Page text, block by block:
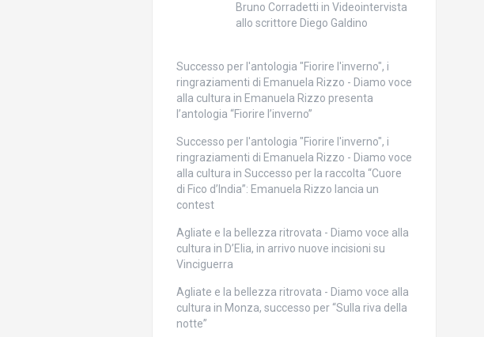
Bruno Corradetti in Videointervista
allo scrittore Diego Galdino
Successo per l'antologia "Fiorire l'inverno", i
ringraziamenti di Emanuela Rizzo - Diamo voce
alla cultura in Emanuela Rizzo presenta
l’antologia “Fiorire l’inverno”
Successo per l'antologia "Fiorire l'inverno", i
ringraziamenti di Emanuela Rizzo - Diamo voce
alla cultura in Successo per la raccolta “Cuore
di Fico d’India”: Emanuela Rizzo lancia un
contest
Agliate e la bellezza ritrovata - Diamo voce alla
cultura in D’Elia, in arrivo nuove incisioni su
Vinciguerra
Agliate e la bellezza ritrovata - Diamo voce alla
cultura in Monza, successo per “Sulla riva della
notte”